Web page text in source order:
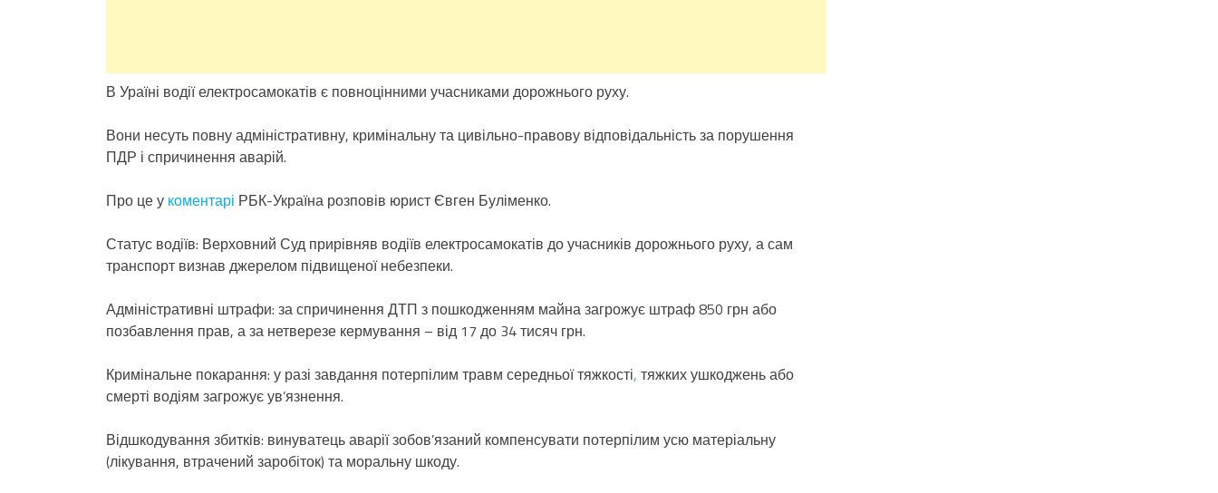
В Ураїні водії електросамокатів є повноцінними учасниками дорожнього руху.
Вони несуть повну адміністративну, кримінальну та цивільно-правову відповідальність за порушення
ПДР і спричинення аварій.
Про це у коментарі РБК-Україна розповів юрист Євген Буліменко.
Статус водіїв: Верховний Суд прирівняв водіїв електросамокатів до учасників дорожнього руху, а сам
транспорт визнав джерелом підвищеної небезпеки.
Адміністративні штрафи: за спричинення ДТП з пошкодженням майна загрожує штраф 850 грн або
позбавлення прав, а за нетверезе кермування – від 17 до 34 тисяч грн.
Кримінальне покарання: у разі завдання потерпілим травм середньої тяжкості, тяжких ушкоджень або
смерті водіям загрожує ув’язнення.
Відшкодування збитків: винуватець аварії зобов’язаний компенсувати потерпілим усю матеріальну
(лікування, втрачений заробіток) та моральну шкоду.